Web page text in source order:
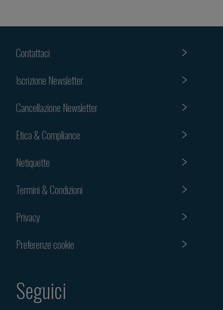
Contattaci
Iscrizione Newsletter
Cancellazione Newsletter
Etica & Compliance
Netiquette
Termini & Condizioni
Privacy
Preferenze cookie
Seguici